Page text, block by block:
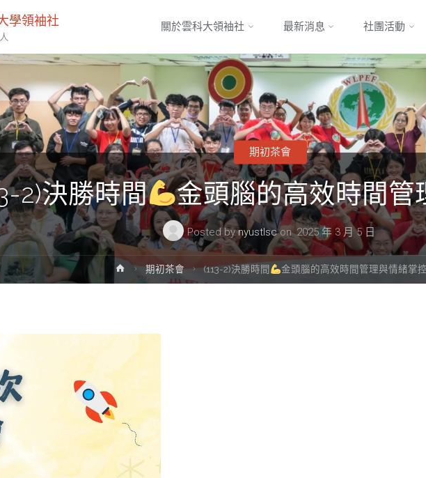
學領袖社
to
content
關於雲科大領袖社 最新消息 社團活動
2)決勝時間 金頭腦的高效時間管
Posted by nyustlsc on 2025 年 3 月 5 日
期初茶會
Home期初茶會 (113-2)決勝時間 金頭腦的高效時間管理與情緒掌